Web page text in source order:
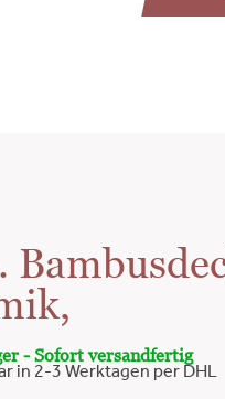
- Sofort versandfertig
in 2-3 Werktagen per DHL